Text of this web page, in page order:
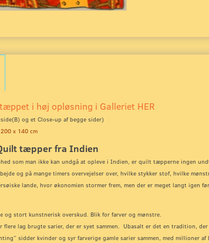
i høj opløsning i Galleriet HER
og et Close-up af begge sider)
x 140 cm
tæpper fra Indien
som man ikke kan undgå at opleve i Indien, er quilt tæpperne ingen
og på mange timers overvejelser over, hvilke stykker stof, hvilke
lande, hvor økonomien stormer frem, men der er meget langt igen
og stort kunstnerisk overskud. Blik for farver og mønstre.
flere lag brugte sarier, der er syet sammen. Ubasalt er det en tradition,
sidder kvinder og syr farverige gamle sarier sammen, med millioner